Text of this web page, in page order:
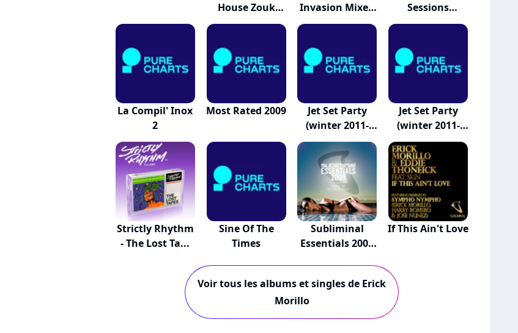
House Zouk
Ou...
Invasion Mixed
By...
Sessions
Summer 20...
La Compil' Inox
2
Most Rated 2009
Jet Set Party
(winter 2011-
20...
Jet Set Party
(winter 2011-
20...
Strictly Rhythm
- The Lost Ta...
Sine Of The
Times
Subliminal
Essentials 2009
If This Ain't Love
Voir tous les albums et singles de Erick
Morillo